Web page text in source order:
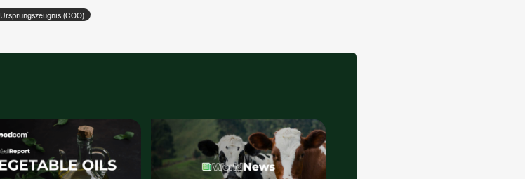
Ursprungszeugnis (COO)